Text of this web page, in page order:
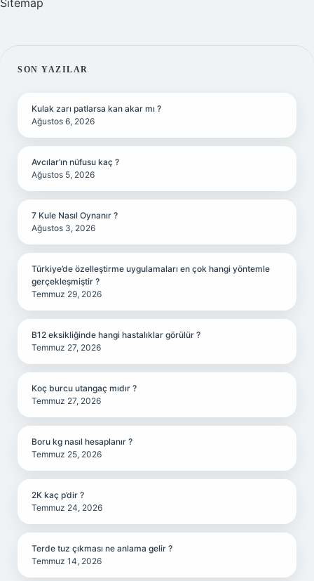
Sitemap
SIDEBAR
SON YAZILAR
Kulak zarı patlarsa kan akar mı ?
Ağustos 6, 2026
Avcılar’ın nüfusu kaç ?
Ağustos 5, 2026
7 Kule Nasıl Oynanır ?
Ağustos 3, 2026
Türkiye’de özelleştirme uygulamaları en çok hangi yöntemle
gerçekleşmiştir ?
Temmuz 29, 2026
B12 eksikliğinde hangi hastalıklar görülür ?
Temmuz 27, 2026
Koç burcu utangaç mıdır ?
Temmuz 27, 2026
Boru kg nasıl hesaplanır ?
Temmuz 25, 2026
2K kaç p’dir ?
Temmuz 24, 2026
Terde tuz çıkması ne anlama gelir ?
Temmuz 14, 2026